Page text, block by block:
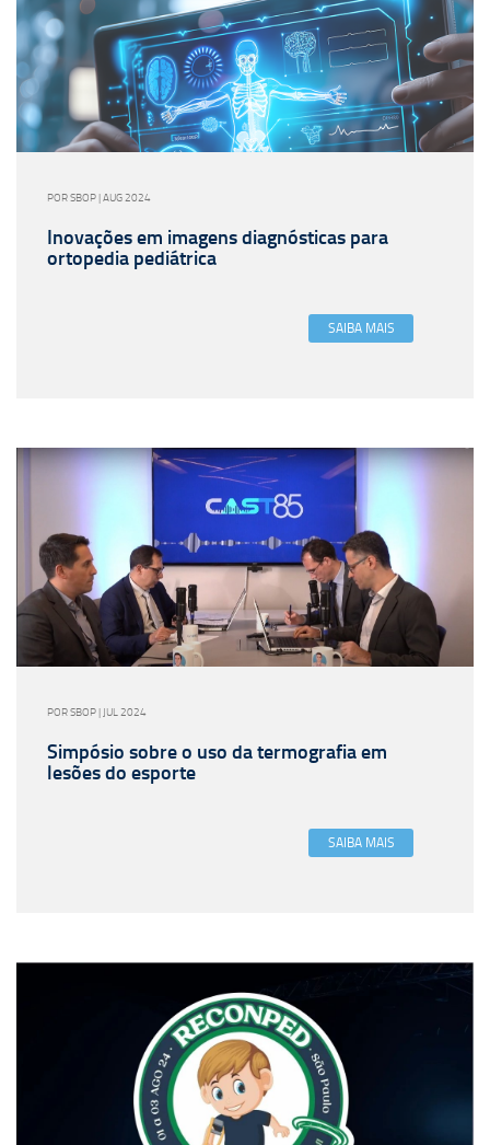
POR SBOP | AUG 2024
Inovações em imagens diagnósticas para
ortopedia pediátrica
SAIBA MAIS
POR SBOP | JUL 2024
Simpósio sobre o uso da termografia em
lesões do esporte
SAIBA MAIS